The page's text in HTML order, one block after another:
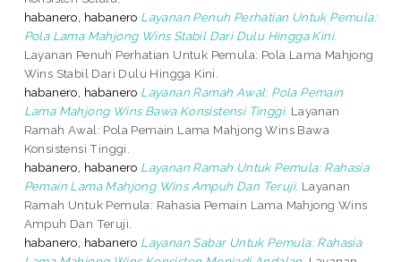
habanero, habanero Layanan Penuh Perhatian Untuk Pemula:
Pola Lama Mahjong Wins Stabil Dari Dulu Hingga Kini.
Layanan Penuh Perhatian Untuk Pemula: Pola Lama Mahjong
Wins Stabil Dari Dulu Hingga Kini.
habanero, habanero Layanan Ramah Awal: Pola Pemain
Lama Mahjong Wins Bawa Konsistensi Tinggi. Layanan
Ramah Awal: Pola Pemain Lama Mahjong Wins Bawa
Konsistensi Tinggi.
habanero, habanero Layanan Ramah Untuk Pemula: Rahasia
Pemain Lama Mahjong Wins Ampuh Dan Teruji. Layanan
Ramah Untuk Pemula: Rahasia Pemain Lama Mahjong Wins
Ampuh Dan Teruji.
habanero, habanero Layanan Sabar Untuk Pemula: Rahasia